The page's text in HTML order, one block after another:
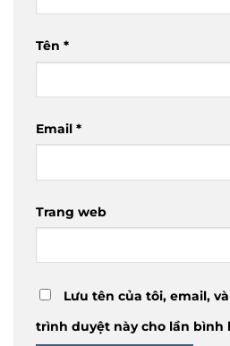
Tên *
Email *
Trang web
Lưu tên của tôi, email,
trình duyệt này cho lần bình